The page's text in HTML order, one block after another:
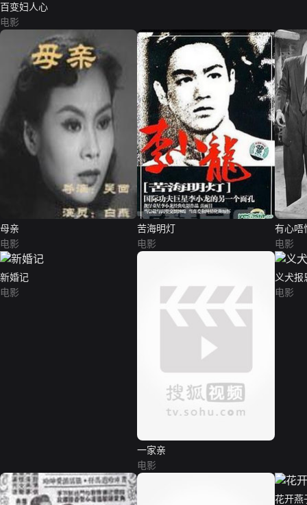
百变妇人心
电影
母亲
电影
苦海明灯
电影
有心唔
电影
新婚记
电影
一家亲
电影
义犬报
电影
花开燕